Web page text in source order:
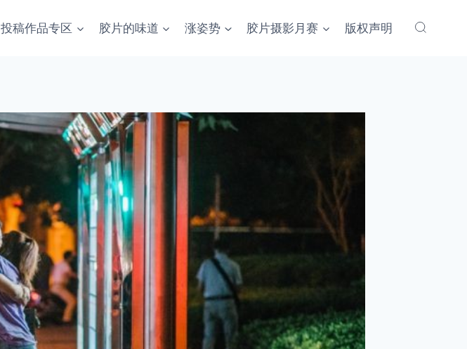
投稿作品专区 胶片的味道 涨姿势 胶片摄影月赛 版权声明